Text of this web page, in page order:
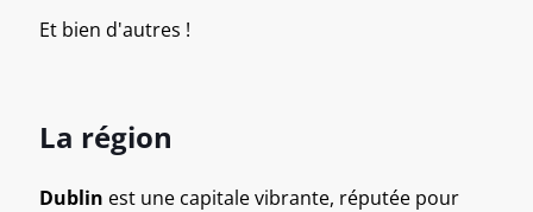
Et bien d'autres !
La région
Dublin est une capitale vibrante, réputée pour